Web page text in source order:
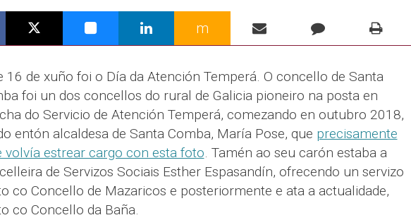
m
16 de xuño foi o Día da Atención Temperá. O concello de Santa
foi un dos concellos do rural de Galicia pioneiro na posta en
do Servicio de Atención Temperá, comezando en outubro 2018,
entón alcaldesa de Santa Comba, María Pose, que precisamente
volvía estrear cargo con esta foto. Tamén ao seu carón estaba a
de Servizos Sociais Esther Espasandín, ofrecendo un servizo
co Concello de Mazaricos e posteriormente e ata a actualidade,
co Concello da Baña.